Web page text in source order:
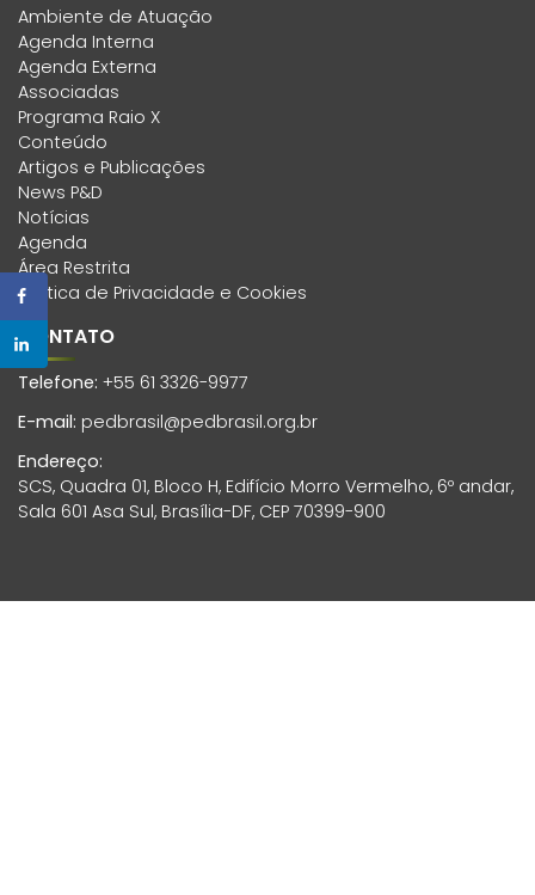
Ambiente de Atuação
Agenda Interna
Agenda Externa
Associadas
Programa Raio X
Conteúdo
Artigos e Publicações
News P&D
Notícias
Agenda
Área Restrita
Política de Privacidade e Cookies
CONTATO
Telefone: +55 61 3326-9977
E-mail: pedbrasil@pedbrasil.org.br
Endereço:
SCS, Quadra 01, Bloco H, Edifício Morro Vermelho, 6º andar,
Sala 601 Asa Sul, Brasília-DF, CEP 70399-900